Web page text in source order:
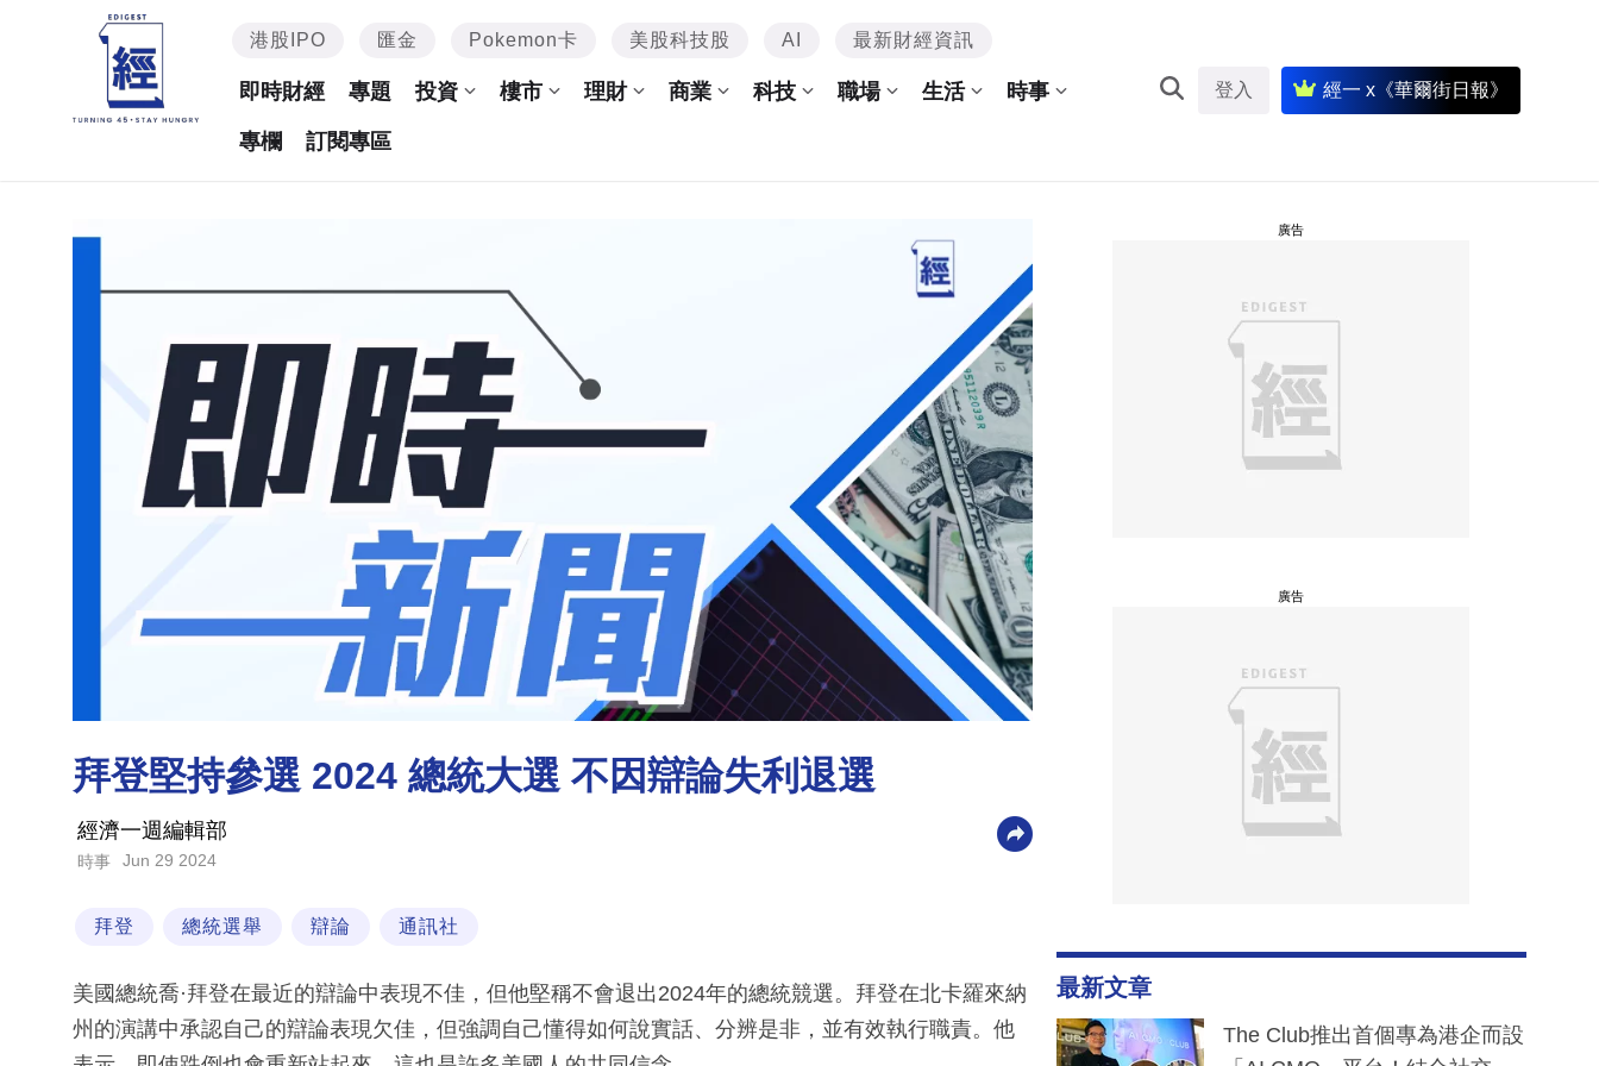
港股IPO 匯金 Pokemon卡 美股科技股 AI 最新財經資訊
即時財經 專題 投資 樓市 理財 商業 科技 職場 生活 時事
專欄 訂閱專區
登入 經一 x《華爾街日報》
拜登堅持參選 2024 總統大選 不因辯論失利退選
經濟一週編輯部
時事 Jun 29 2024
拜登 總統選舉 辯論 通訊社
美國總統喬·拜登在最近的辯論中表現不佳，但他堅稱不會退出2024年的總統競選。拜登在北卡羅來納
州的演講中承認自己的辯論表現欠佳，但強調自己懂得如何說實話、分辨是非，並有效執行職責。他
廣告
廣告
最新文章
The Club推出首個專為港企而設